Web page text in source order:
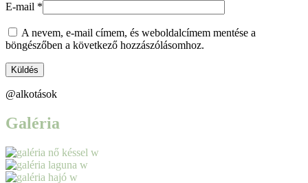
E-mail *
A nevem, e-mail címem, és weboldalcímem mentése a
böngészőben a következő hozzászólásomhoz.
@alkotások
Galéria